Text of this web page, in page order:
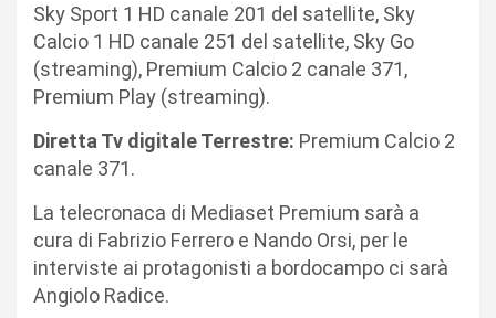
Sky Sport 1 HD canale 201 del satellite, Sky
Calcio 1 HD canale 251 del satellite, Sky Go
(streaming), Premium Calcio 2 canale 371,
Premium Play (streaming).
Diretta Tv digitale Terrestre: Premium Calcio 2
canale 371.
La telecronaca di Mediaset Premium sarà a
cura di Fabrizio Ferrero e Nando Orsi, per le
interviste ai protagonisti a bordocampo ci sarà
Angiolo Radice.